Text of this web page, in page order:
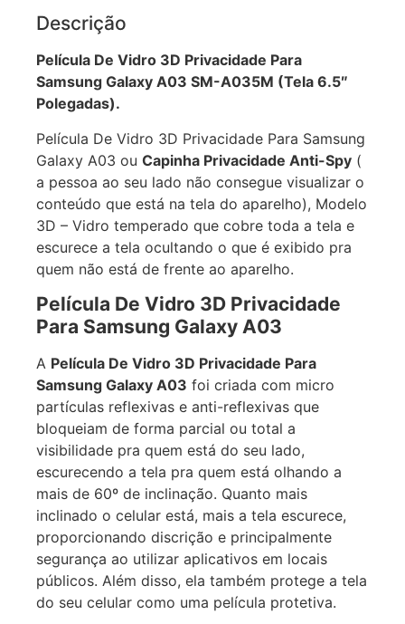
Descrição
Película De Vidro 3D Privacidade Para
Samsung Galaxy A03 SM-A035M (Tela 6.5″
Polegadas).
Película De Vidro 3D Privacidade Para Samsung
Galaxy A03 ouCapinha Privacidade Anti-Spy (
a pessoa ao seu lado não consegue visualizar o
conteúdo que está na tela do aparelho), Modelo
3D – Vidro temperado que cobre toda a tela e
escurece a tela ocultando o que é exibido pra
quem não está de frente ao aparelho.
Película De Vidro 3D Privacidade
Para Samsung Galaxy A03
APelícula De Vidro 3D Privacidade Para
Samsung Galaxy A03 foi criada com micro
partículas reflexivas e anti-reflexivas que
bloqueiam de forma parcial ou total a
visibilidade pra quem está do seu lado,
escurecendo a tela pra quem está olhando a
mais de 60º de inclinação. Quanto mais
inclinado o celular está, mais a tela escurece,
proporcionando discrição e principalmente
segurança ao utilizar aplicativos em locais
públicos. Além disso, ela também protege a tela